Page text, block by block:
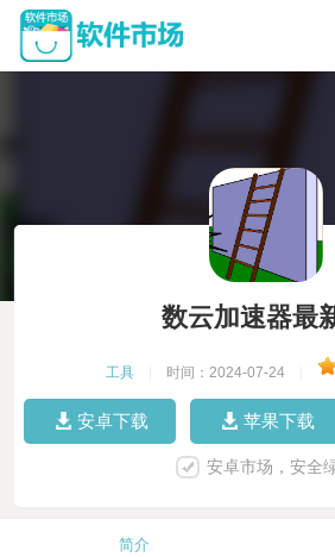
数云加速器最
工具 时间：2024-07-24
安卓下载 苹果下载
安卓市场，安全
简介